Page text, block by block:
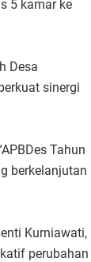
5 kamar ke
Desa
sinergi
Tahun
berkelanjutan
Kurniawati,
perubahan